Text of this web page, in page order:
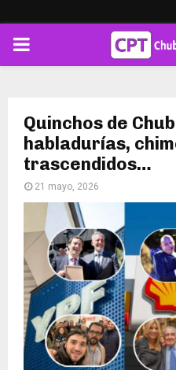
PRIMARY
Quinchos de
habladurías,
trascendidos…
21 mayo, 2026